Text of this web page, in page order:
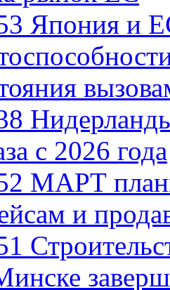
Япония и
с 2026 года
МАРТ
и